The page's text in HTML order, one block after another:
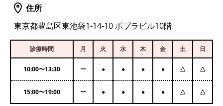
住所
東京都豊島区東池袋1-14-10 ポプラビル10階
診療時間 月 火 水 木 金 土 日
10:00〜13:30 ー ● ● ● ● △ △
15:00〜19:00 ー ● ● ● ● △ △